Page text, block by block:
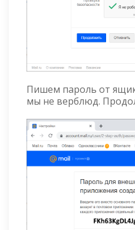
Пишем пароль от
мы не верблюд.